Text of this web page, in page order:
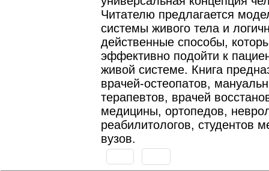
Читателю предлагается
системы живого тела и
действенные способы,
эффективно подойти к
живой системе. Книга
врачей-остеопатов,
терапевтов, врачей
медицины, ортопедов,
реабилитологов, студентов
вузов.